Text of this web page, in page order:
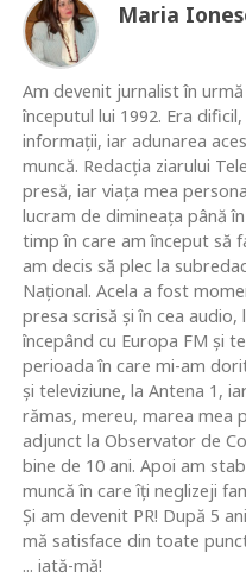
Maria
Am devenit jurnalist în
începutul lui 1992. Era
informaţii, iar adunarea
muncă. Redacţia ziarului
presă, iar viaţa mea
lucram de dimineaţa până
timp în care am început să
am decis să plec la
Naţional. Acela a fost
presa scrisă şi în cea
începând cu Europa FM şi
perioada în care mi-am
şi televiziune, la Antena 1,
rămas, mereu, marea mea
adjunct la Observator de
bine de 10 ani. Apoi am
muncă în care îţi neglizeji
Şi am devenit PR! După 5
mă satisface din toate
... iată-mă!